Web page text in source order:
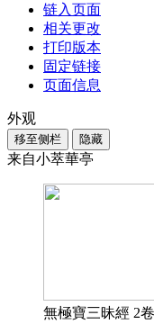
链入页面
相关更改
打印版本
固定链接
页面信息
外观
移至侧栏 隐藏
来自小萃華亭
無極寶三昧經 2